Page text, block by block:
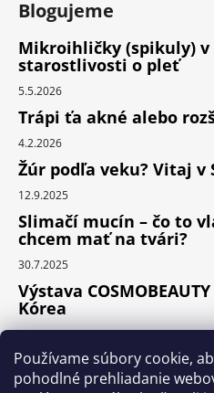
Používame súbory cookie,
pohodlné prehliadanie
Blogujeme
Mikroihličky (spikuly)
starostlivosti o pleť
5.5.2026
Trápi ťa akné alebo
4.2.2026
Žúr podľa veku? Vitaj v
12.9.2025
Slimačí mucín – čo to
chcem mať na tvári?
30.7.2025
Výstava
Kórea
11.6.2025